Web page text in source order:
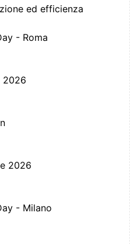
ed efficienza
- Roma
2026
2026
- Milano